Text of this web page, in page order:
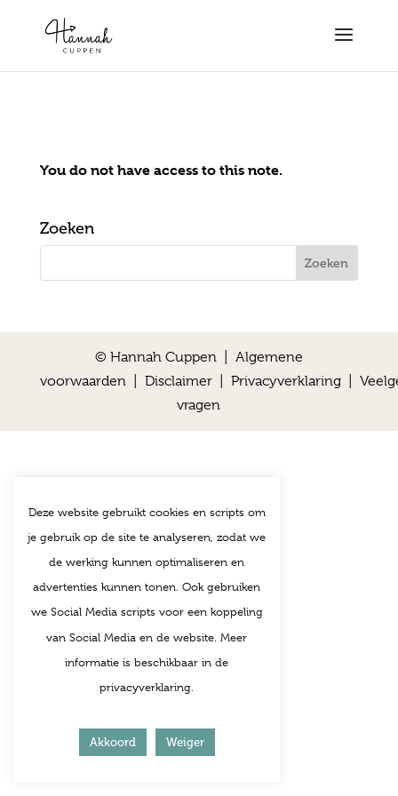
You do not have access to this note.
Zoeken
© Hannah Cuppen | Algemene
voorwaarden| Disclaimer| Privacyverklaring|
vragen
Deze website gebruikt cookies en scripts om
je gebruik op de site te analyseren, zodat we
de werking kunnen optimaliseren en
advertenties kunnen tonen. Ook gebruiken
we Social Media scripts voor een koppeling
van Social Media en de website. Meer
informatie is beschikbaar in de
privacyverklaring.
Akkoord Weiger